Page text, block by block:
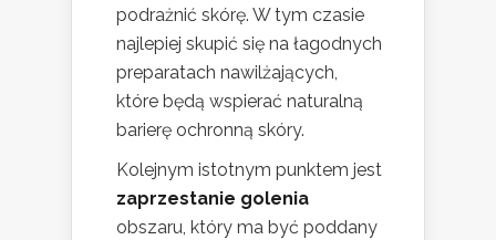
podrażnić skórę. W tym czasie
najlepiej skupić się na łagodnych
preparatach nawilżających,
które będą wspierać naturalną
barierę ochronną skóry.
Kolejnym istotnym punktem jest
zaprzestanie golenia
obszaru, który ma być poddany